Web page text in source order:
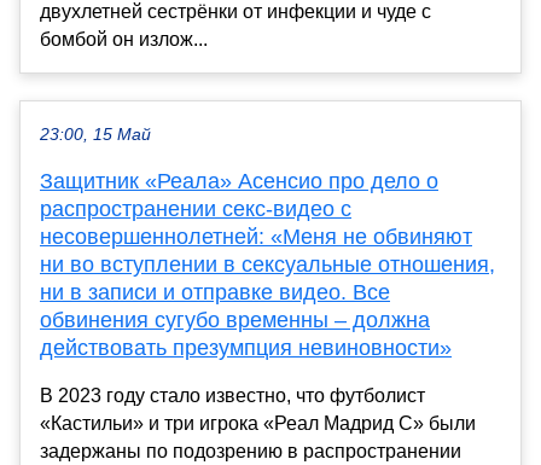
двухлетней сестрёнки от инфекции и чуде с
бомбой он излож...
23:00, 15 Май
Защитник «Реала» Асенсио про дело о
распространении секс-видео с
несовершеннолетней: «Меня не обвиняют
ни во вступлении в сексуальные отношения,
ни в записи и отправке видео. Все
обвинения сугубо временны – должна
действовать презумпция невиновности»
В 2023 году стало известно, что футболист
«Кастильи» и три игрока «Реал Мадрид С» были
задержаны по подозрению в распространении